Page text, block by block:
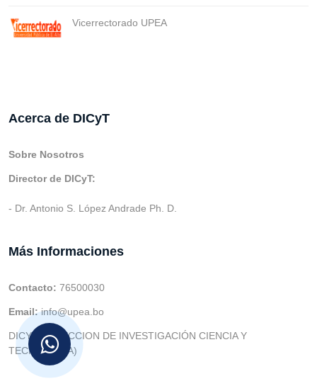
Vicerrectorado UPEA
Acerca de DICyT
Sobre Nosotros
Director de DICyT:
- Dr. Antonio S. López Andrade Ph. D.
Más Informaciones
Contacto: 76500030
Email:info@upea.bo
DICYT (DIRECCION DE INVESTIGACIÓN CIENCIA Y
TECNOLOGIA)